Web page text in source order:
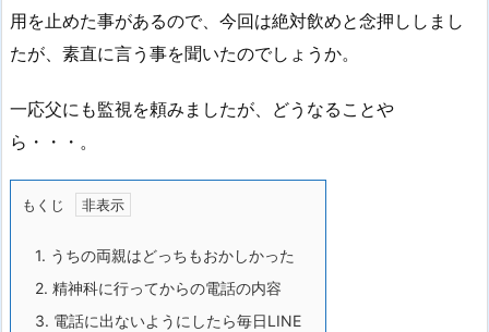
用を止めた事があるので、今回は絶対飲めと念押ししまし
たが、素直に言う事を聞いたのでしょうか。
一応父にも監視を頼みましたが、どうなることや
ら・・・。
もくじ
1. うちの両親はどっちもおかしかった
2. 精神科に行ってからの電話の内容
3. 電話に出ないようにしたら毎日LINE